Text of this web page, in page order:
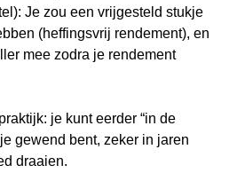
Je zou een vrijgesteld stukje
(heffingsvrij rendement), en
mee zodra je rendement
je kunt eerder “in de
gewend bent, zeker in jaren
draaien.